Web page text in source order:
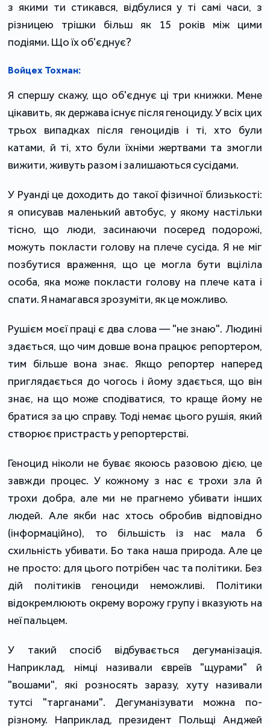
з якими ти стикався, відбулися у ті самі часи, з
різницею трішки більш як 15 років між цими
подіями. Що їх об'єднує?
Войцех Тохман:
Я спершу скажу, що об'єднує ці три книжки. Мене
цікавить, як держава існує після геноциду. У всіх цих
трьох випадках після геноцидів і ті, хто були
катами, й ті, хто були їхніми жертвами та змогли
вижити, живуть разом і залишаються сусідами.
У Руанді це доходить до такої фізичної близькості:
я описував маленький автобус, у якому настільки
тісно, що люди, засинаючи посеред подорожі,
можуть покласти голову на плече сусіда. Я не міг
позбутися враження, що це могла бути вціліла
особа, яка може покласти голову на плече ката і
спати. Я намагався зрозуміти, як це можливо.
Рушієм моєї праці є два слова — "не знаю". Людині
здається, що чим довше вона працює репортером,
тим більше вона знає. Якщо репортер наперед
приглядається до чогось і йому здається, що він
знає, на що може сподіватися, то краще йому не
братися за цю справу. Тоді немає цього рушія, який
створює пристрасть у репортерстві.
Геноцид ніколи не буває якоюсь разовою дією, це
завжди процес. У кожному з нас є трохи зла й
трохи добра, але ми не прагнемо убивати інших
людей. Але якби нас хтось обробив відповідно
(інформаційно), то більшість із нас мала б
схильність убивати. Бо така наша природа. Але це
не просто: для цього потрібен час та політики. Без
дій політиків геноциди неможливі. Політики
відокремлюють окрему ворожу групу і вказують на
неї пальцем.
У такий спосіб відбувається дегуманізація.
Наприклад, німці називали євреїв "щурами" й
"вошами", які розносять заразу, хуту називали
тутсі "тарганами". Дегуманізувати можна по-
різному. Наприклад, президент Польщі Анджей